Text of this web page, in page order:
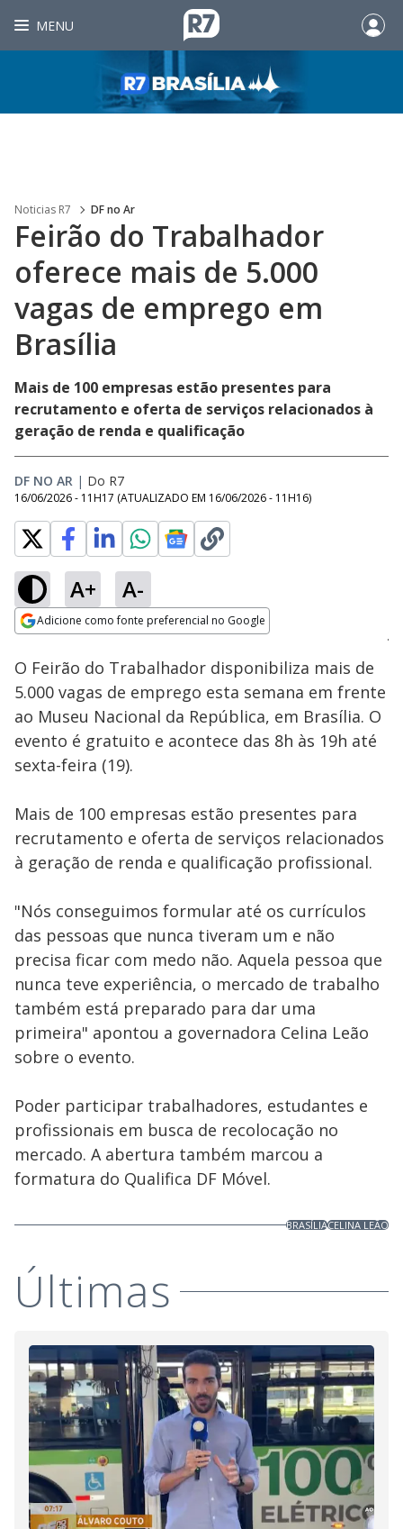
MENU
Noticias R7 DF no Ar
Feirão do Trabalhador
oferece mais de 5.000
vagas de emprego em
Brasília
Mais de 100 empresas estão presentes para
recrutamento e oferta de serviços relacionados à
geração de renda e qualificação
DF NO AR | Do R7
16/06/2026 - 11H17 (ATUALIZADO EM 16/06/2026 - 11H16)
A+ A-
Adicione como fonte preferencial no Google
Ativar
Loaded
65.19%
O Feirão do Trabalhador disponibiliza mais de
5.000 vagas de emprego esta semana em frente
ao Museu Nacional da República, em Brasília. O
evento é gratuito e acontece das 8h às 19h até
sexta-feira (19).
Mais de 100 empresas estão presentes para
recrutamento e oferta de serviços relacionados
à geração de renda e qualificação profissional.
"Nós conseguimos formular até os currículos
das pessoas que nunca tiveram um e não
precisa ficar com medo não. Aquela pessoa que
nunca teve experiência, o mercado de trabalho
também está preparado para dar uma
primeira" apontou a governadora Celina Leão
sobre o evento.
Poder participar trabalhadores, estudantes e
profissionais em busca de recolocação no
mercado. A abertura também marcou a
formatura do Qualifica DF Móvel.
BRASÍLIACELINA LEÃO
Últimas